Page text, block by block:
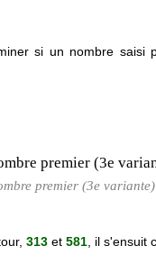
si un nombre saisi
premier (3e variante)
313 et 581 , il s'ensuit